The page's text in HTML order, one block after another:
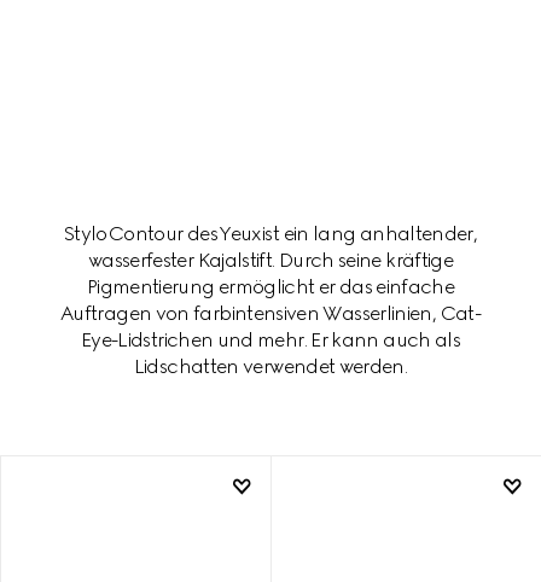
Stylo Contour des Yeux ist ein lang anhaltender,
wasserfester Kajalstift. Durch seine kräftige
Pigmentierung ermöglicht er das einfache
Auftragen von farbintensiven Wasserlinien, Cat-
Eye-Lidstrichen und mehr. Er kann auch als
Lidschatten verwendet werden.